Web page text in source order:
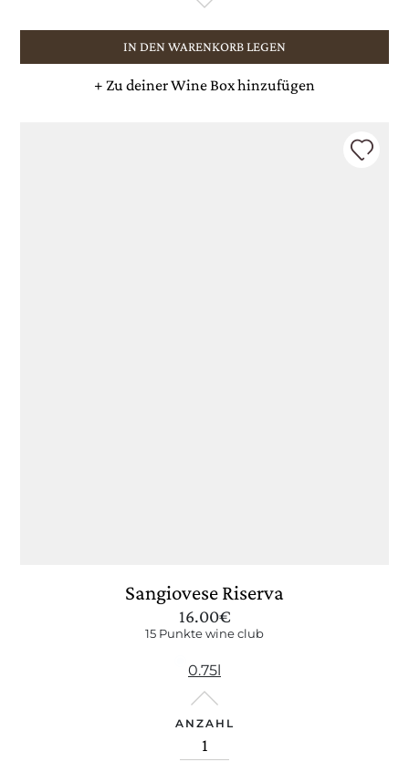
IN DEN WARENKORB LEGEN
+ Zu deiner Wine Box hinzufügen
Sangiovese Riserva
16.00€
15 Punkte wine club
0.75l
ANZAHL